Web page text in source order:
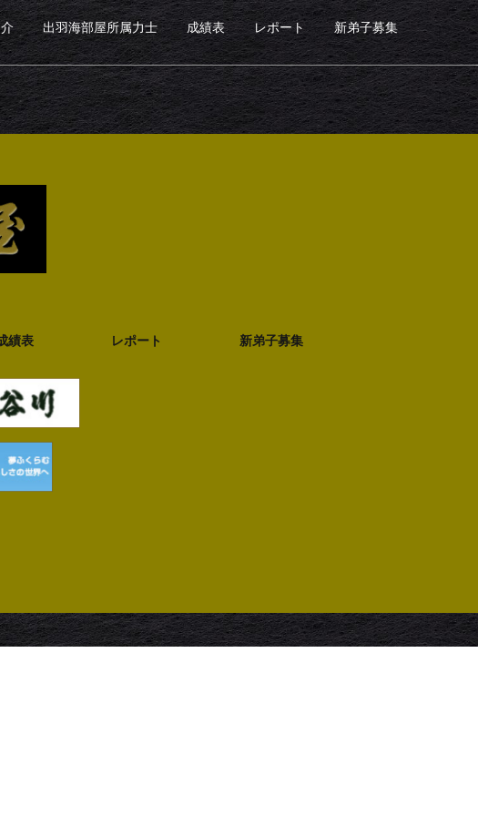
出羽海部屋所属力士 成績表 レポート 新弟子募集
績表 レポート 新弟子募集